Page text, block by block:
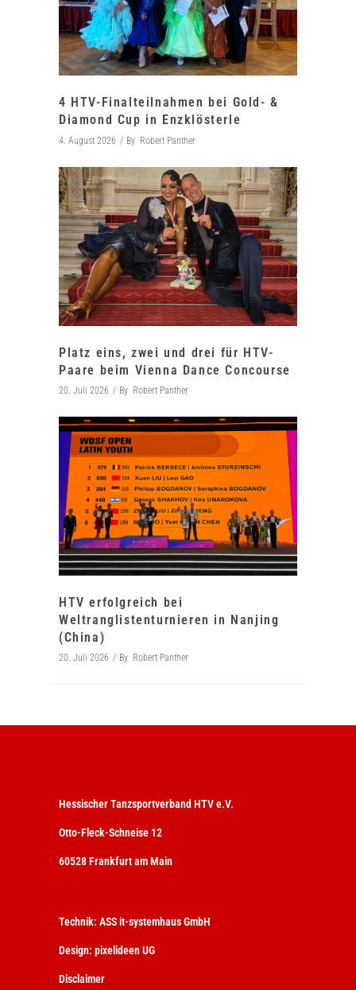
4 HTV-Finalteilnahmen bei Gold- &
Diamond Cup in Enzklösterle
4. August 2026 By Robert Panther
Platz eins, zwei und drei für HTV-
Paare beim Vienna Dance Concourse
20. Juli 2026 By Robert Panther
HTV erfolgreich bei
Weltranglistenturnieren in Nanjing
(China)
20. Juli 2026 By Robert Panther
Hessischer Tanzsportverband HTV e.V.
Otto-Fleck-Schneise 12
60528 Frankfurt am Main
Technik: ASS it-systemhaus GmbH
Design: pixelideen UG
Disclaimer